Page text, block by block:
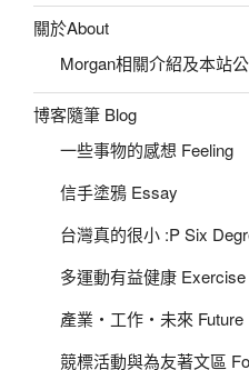
關於About
Morgan相關介紹及本站
博客隨筆 Blog
一些事物的感想 Feeling
信手塗鴉 Essay
台灣真的很小 :P Six
多運動有益健康 Exercise
產業‧工作‧未來 Future
競標活動與為友著文區